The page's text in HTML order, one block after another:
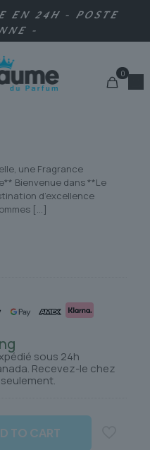
EN 24H - POSTE
-
0
une Fragrance
Bienvenue dans **Le
d’excellence
[…]
sous 24h
Recevez-le chez
TO CART